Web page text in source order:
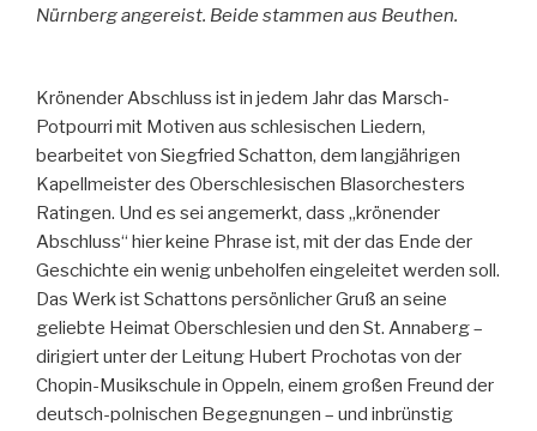
Nürnberg angereist. Beide stammen aus Beuthen.
Krönender Abschluss ist in jedem Jahr das Marsch-
Potpourri mit Motiven aus schlesischen Liedern,
bearbeitet von Siegfried Schatton, dem langjährigen
Kapellmeister des Oberschlesischen Blasorchesters
Ratingen. Und es sei angemerkt, dass „krönender
Abschluss“ hier keine Phrase ist, mit der das Ende der
Geschichte ein wenig unbeholfen eingeleitet werden soll.
Das Werk ist Schattons persönlicher Gruß an seine
geliebte Heimat Oberschlesien und den St. Annaberg –
dirigiert unter der Leitung Hubert Prochotas von der
Chopin-Musikschule in Oppeln, einem großen Freund der
deutsch-polnischen Begegnungen – und inbrünstig